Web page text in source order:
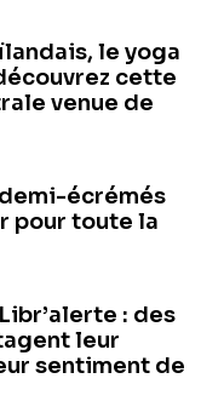
le yoga
cette
venue de
écrémés
pour toute la
: des
leur
sentiment de